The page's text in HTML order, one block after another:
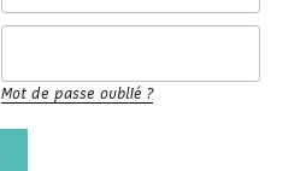
Mot de passe oublié ?